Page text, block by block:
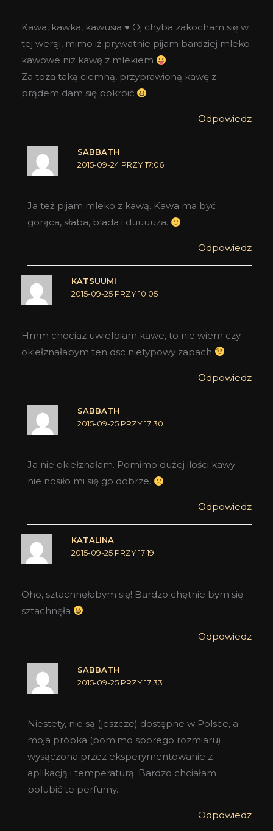
Kawa, kawka, kawusia ♥ Oj chyba zakocham się w
tej wersji, mimo iż prywatnie pijam bardziej mleko
kawowe niż kawę z mlekiem
Za toza taką ciemną, przyprawioną kawę z
prądem dam się pokroić
Odpowiedz
SABBATH
2015-09-24 PRZY 17:06
Ja też pijam mleko z kawą. Kawa ma być
gorąca, słaba, blada i duuuuża.
Odpowiedz
KATSUUMI
2015-09-25 PRZY 10:05
Hmm chociaz uwielbiam kawe, to nie wiem czy
okiełznałabym ten dsc nietypowy zapach
Odpowiedz
SABBATH
2015-09-25 PRZY 17:30
Ja nie okiełznałam. Pomimo dużej ilości kawy –
nie nosiło mi się go dobrze.
Odpowiedz
KATALINA
2015-09-25 PRZY 17:19
Oho, sztachnęłabym się! Bardzo chętnie bym się
sztachnęła
Odpowiedz
SABBATH
2015-09-25 PRZY 17:33
Niestety, nie są (jeszcze) dostępne w Polsce, a
moja próbka (pomimo sporego rozmiaru)
wysączona przez eksperymentowanie z
aplikacją i temperaturą. Bardzo chciałam
polubić te perfumy.
Odpowiedz